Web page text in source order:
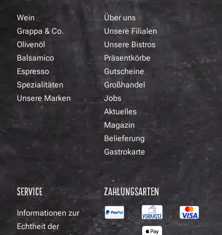
Wein
Grappa & Co.
Olivenöl
Balsamico
Espresso
Spezialitäten
Unsere Marken
Über uns
Unsere Filialen
Unsere Bistros
Präsentkörbe
Gutscheine
Großhandel
Jobs
Aktuelles
Magazin
Belieferung
Gastrokarte
SERVICE
Informationen zur
Echtheit der
ZAHLUNGSARTEN